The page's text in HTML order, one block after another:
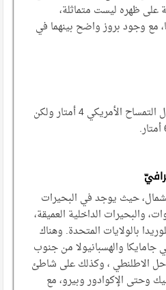
على ظهره ليست متماثلة،
مع وجود بروز واضح بينهما في
كما ذكرنا سابقًا فإن متوسط طول التمساح الأمريكي 4 أمتار ولكن
حيث يوجد في البحيرات
والبحيرات الداخلية العميقة،
بالولايات المتحدة. وهناك
والهسبانيولا من جنوب
الاطلنطي ، وكذلك على شاطئ
وحتى الإكوادور وبيرو، مع